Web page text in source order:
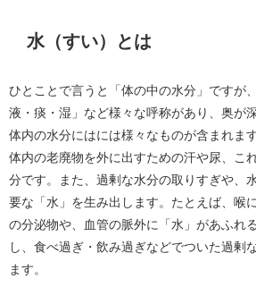
水（すい）とは
ひとことで言うと「体の中の水分」ですが
液・痰・湿」など様々な呼称があり、奥が
体内の水分にはには様々なものが含まれま
体内の老廃物を外に出すための汗や尿、こ
分です。また、過剰な水分の取りすぎや、
要な「水」を生み出します。たとえば、喉
の分泌物や、血管の脈外に「水」があふれ
し、食べ過ぎ・飲み過ぎなどでついた過剰
ます。